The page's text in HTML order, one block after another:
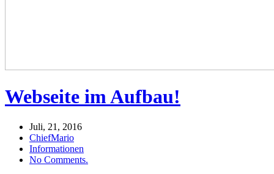
Webseite im Aufbau!
Juli, 21, 2016
ChiefMario
Informationen
No Comments.